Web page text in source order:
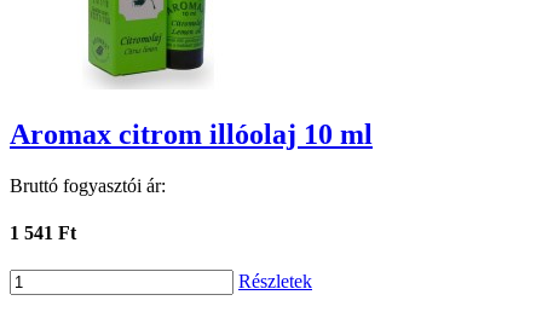
Aromax citrom illóolaj 10 ml
Bruttó fogyasztói ár:
1 541 Ft
Részletek